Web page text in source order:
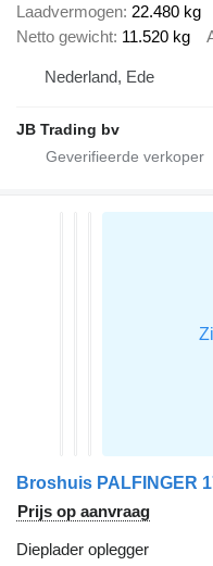
Laadvermogen 22.480 kg
Netto gewicht 11.520 kg
Nederland, Ede
JB Trading bv
Prijs op aanvraag
Dieplader oplegger